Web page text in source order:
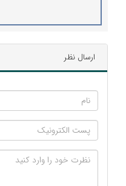
ارسال نظر